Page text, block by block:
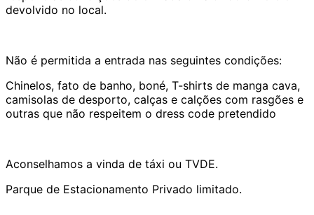
devolvido no local.
Não é permitida a entrada nas seguintes condições:
Chinelos, fato de banho, boné, T-shirts de manga cava,
camisolas de desporto, calças e calções com rasgões e
outras que não respeitem o dress code pretendido
Aconselhamos a vinda de táxi ou TVDE.
Parque de Estacionamento Privado limitado.